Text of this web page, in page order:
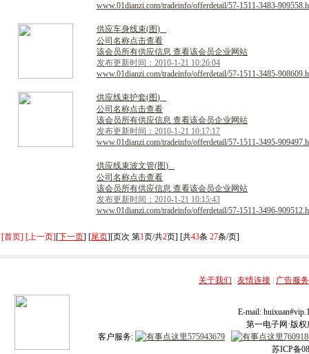
www.01dianzi.com/tradeinfo/offerdetail/57-1511-3483-
供应车身线束(图)
公司名称点击查看
该会员所有供应信息 查看该会员企业网站
发布更新时间：2010-1-21 10:26:04
www.01dianzi.com/tradeinfo/offerdetail/57-1511-3485-
供应线束护套(图)
公司名称点击查看
该会员所有供应信息 查看该会员企业网站
发布更新时间：2010-1-21 10:17:17
www.01dianzi.com/tradeinfo/offerdetail/57-1511-3495-
供应线束波文管(图)
公司名称点击查看
该会员所有供应信息 查看该会员企业网站
发布更新时间：2010-1-21 10:15:43
www.01dianzi.com/tradeinfo/offerdetail/57-1511-3496-
[首页] [上一页][下一页] [尾页][页次 第1页/共2页] [共43条 27条/页]
关于我们 友情连接 广告服务
E-mail:
第一电子网·版权
客户服务:
苏ICP备